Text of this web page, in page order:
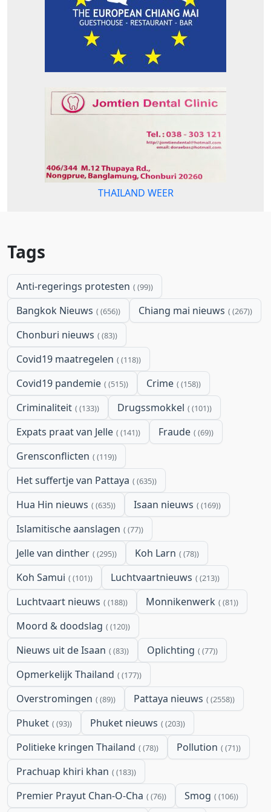
THAILAND WEER
Tags
Anti-regerings protesten (99)
Bangkok Nieuws (656) Chiang mai nieuws (267)
Chonburi nieuws (83)
Covid19 maatregelen (118)
Covid19 pandemie (515) Crime (158)
Criminaliteit (133) Drugssmokkel (101)
Expats praat van Jelle (141) Fraude (69)
Grensconflicten (119)
Het suffertje van Pattaya (635)
Hua Hin nieuws (635) Isaan nieuws (169)
Islamitische aanslagen (77)
Jelle van dinther (295) Koh Larn (78)
Koh Samui (101) Luchtvaartnieuws (213)
Luchtvaart nieuws (188) Monnikenwerk (81)
Moord & doodslag (120)
Nieuws uit de Isaan (83) Oplichting (77)
Opmerkelijk Thailand (177)
Overstromingen (89) Pattaya nieuws (2558)
Phuket (93) Phuket nieuws (203)
Politieke kringen Thailand (78) Pollution (71)
Prachuap khiri khan (183)
Premier Prayut Chan-O-Cha (76) Smog (106)